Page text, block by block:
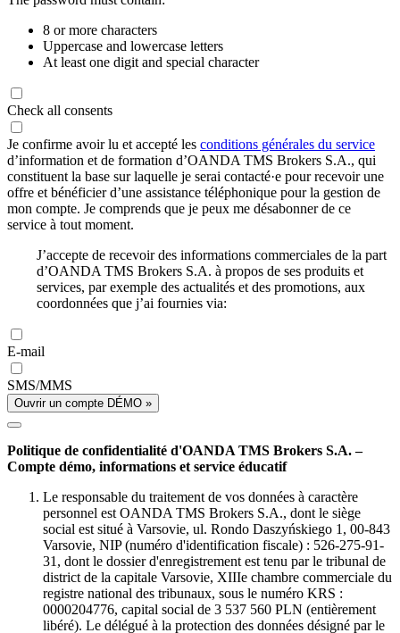
8 or more characters
Uppercase and lowercase letters
At least one digit and special character
Check all consents
Je confirme avoir lu et accepté les conditions générales du service
d’information et de formation d’OANDA TMS Brokers S.A., qui
constituent la base sur laquelle je serai contacté·e pour recevoir une
offre et bénéficier d’une assistance téléphonique pour la gestion de
mon compte. Je comprends que je peux me désabonner de ce
service à tout moment.
J’accepte de recevoir des informations commerciales de la part
d’OANDA TMS Brokers S.A. à propos de ses produits et
services, par exemple des actualités et des promotions, aux
coordonnées que j’ai fournies via:
E-mail
SMS/MMS
Ouvrir un compte DÉMO »
Politique de confidentialité d'OANDA TMS Brokers S.A. –
Compte démo, informations et service éducatif
Le responsable du traitement de vos données à caractère
personnel est OANDA TMS Brokers S.A., dont le siège
social est situé à Varsovie, ul. Rondo Daszyńskiego 1, 00-843
Varsovie, NIP (numéro d'identification fiscale) : 526-275-91-
31, dont le dossier d'enregistrement est tenu par le tribunal de
district de la capitale Varsovie, XIIIe chambre commerciale du
registre national des tribunaux, sous le numéro KRS :
0000204776, capital social de 3 537 560 PLN (entièrement
libéré). Le délégué à la protection des données désigné par le